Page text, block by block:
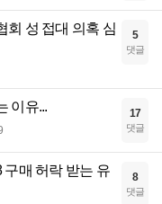
회 성 접대 의혹 심
5
댓글
이유... 17
댓글
매 허락 받는 유
8
댓글